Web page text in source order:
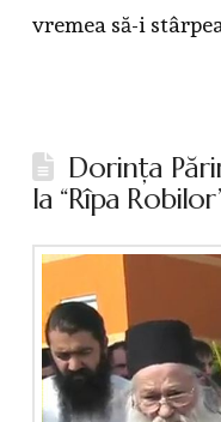
vremea să-i
Dorinţa
la “Rîpa